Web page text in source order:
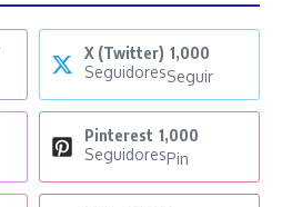
X (Twitter) 1,000
SeguidoresSeguir
Pinterest 1,000
SeguidoresPin